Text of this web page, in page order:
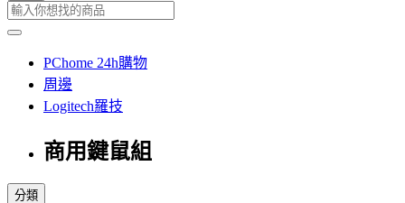
PChome 24h購物
周邊
Logitech羅技
商用鍵鼠組
分類